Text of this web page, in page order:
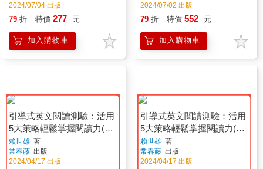
2024/07/04 出版
79 折 特價 277 元
加入購物車
2024/07/02 出版
79 折 特價 552 元
加入購物車
引導式英文閱讀測驗：活用
5大策略輕鬆掌握閱讀力(進
階版)＋QR Code音檔
賴世雄 著
常春藤 出版
2024/04/17 出版
引導式英文閱讀測驗：活用
5大策略輕鬆掌握閱讀力(基
礎版)＋ QR Code音檔
賴世雄 著
常春藤 出版
2024/04/17 出版